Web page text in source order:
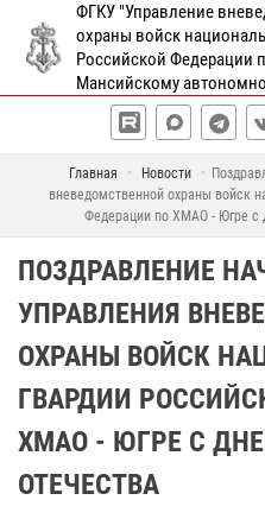
ФГКУ "Управление
охраны войск
Российской Федерации
Мансийскому
Главная Новости
вневедомственной охраны войск
Федерации по ХМАО - Югре c
ПОЗДРАВЛЕНИЕ
УПРАВЛЕНИЯ
ОХРАНЫ ВОЙСК
ГВАРДИИ
ХМАО - ЮГРЕ C
ОТЕЧЕСТВА